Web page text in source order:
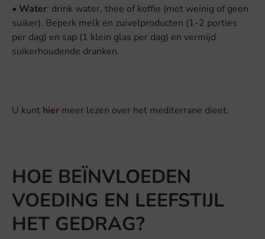
• Water: drink water, thee of koffie (met weinig of geen
suiker). Beperk melk en zuivelproducten (1-2 porties
per dag) en sap (1 klein glas per dag) en vermijd
suikerhoudende dranken.
U kunt hier meer lezen over het mediterrane dieet.
HOE BEÏNVLOEDEN
VOEDING EN LEEFSTIJL
HET GEDRAG?